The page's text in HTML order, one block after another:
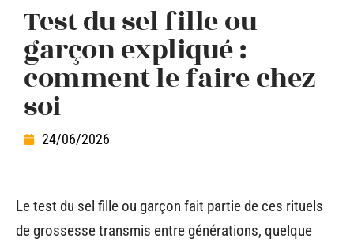
Test du sel fille ou
garçon expliqué :
comment le faire chez
soi
24/06/2026
Le test du sel fille ou garçon fait partie de ces rituels
de grossesse transmis entre générations, quelque